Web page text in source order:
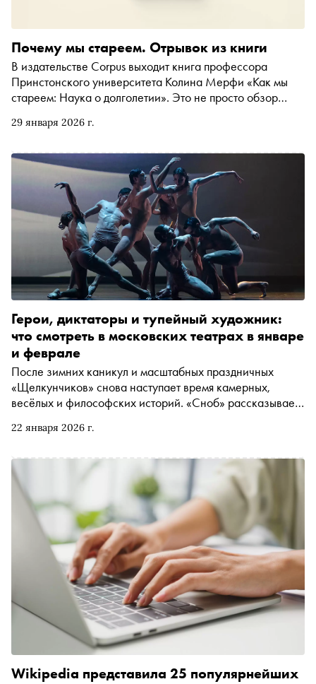
29 января 2026 г.
Почему мы стареем. Отрывок из книги
В издательстве Corpus выходит книга профессора
Принстонского университета Колина Мерфи «Как мы
стареем: Наука о долголетии». Это не просто обзор
том, что сегодня известно о процессе старения и как
публикует отрывок
22 января 2026 г.
Герои, диктаторы и тупейный художник:
что смотреть в московских театрах в январе
и феврале
После зимних каникул и масштабных праздничных
«Щелкунчиков» снова наступает время камерных,
весёлых и философских историй. «Сноб» рассказывает,
Wikipedia представила 25 популярнейших